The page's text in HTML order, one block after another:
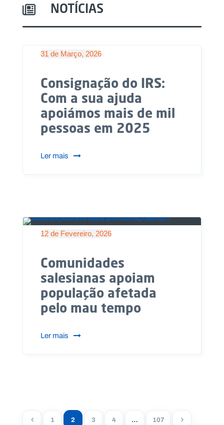
NOTÍCIAS
31 de Março, 2026
Consignação do IRS:
Com a sua ajuda
apoiámos mais de mil
pessoas em 2025
Ler mais
12 de Fevereiro, 2026
Comunidades
salesianas apoiam
população afetada
pelo mau tempo
Ler mais
1 2 3 4 … 107